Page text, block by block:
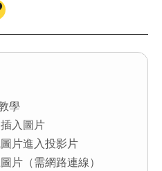
學
入圖片
片進入投影片
片（需網路連線）